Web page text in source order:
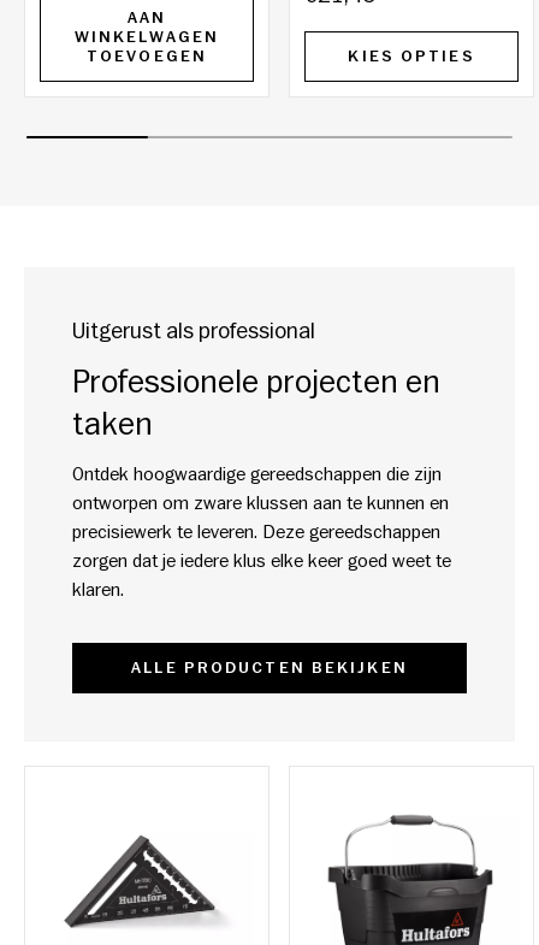
AAN
WINKELWAGEN
TOEVOEGEN
KIES OPTIES
Uitgerust als professional
Professionele projecten en
taken
Ontdek hoogwaardige gereedschappen die zijn
ontworpen om zware klussen aan te kunnen en
precisiewerk te leveren. Deze gereedschappen
zorgen dat je iedere klus elke keer goed weet te
klaren.
ALLE PRODUCTEN BEKIJKEN